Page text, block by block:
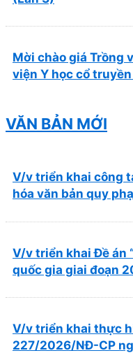
Mời chào giá Trồng
viện Y học cổ
VĂN BẢN MỚI
V/v triển khai công
hóa văn bản quy
V/v triển khai Đề án
quốc gia giai đoạn
V/v triển khai thực
227/2026/NĐ-CP